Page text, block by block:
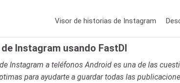
Visor de historias de Instagram
Instagram usando FastDl
Instagram a teléfonos Android es una de las
para ayudarte a guardar todas las